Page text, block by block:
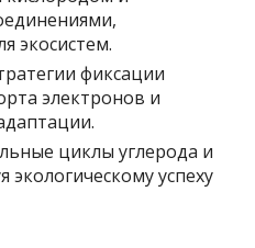
экосистем.
фиксации
электронов и
циклы углерода и
экологическому успеху